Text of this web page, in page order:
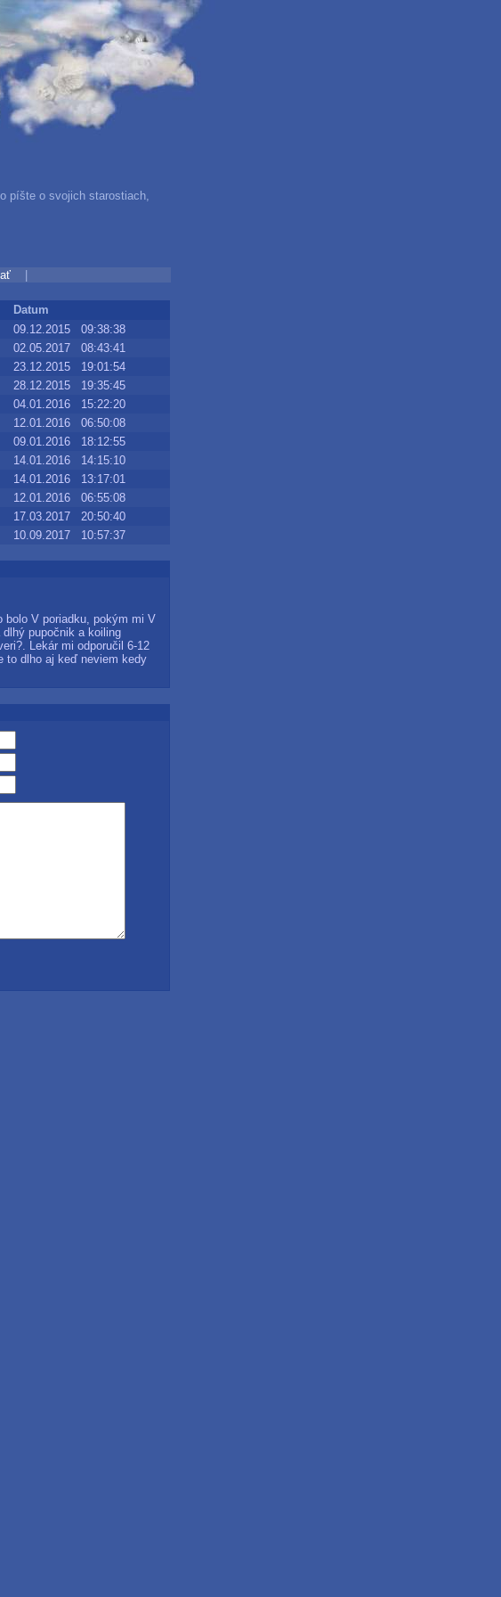
píšte o svojich starostiach,
|
Datum
09.12.2015 09:38:38
02.05.2017 08:43:41
23.12.2015 19:01:54
28.12.2015 19:35:45
04.01.2016 15:22:20
12.01.2016 06:50:08
09.01.2016 18:12:55
14.01.2016 14:15:10
14.01.2016 13:17:01
12.01.2016 06:55:08
17.03.2017 20:50:40
10.09.2017 10:57:37
bolo V poriadku, pokým mi V
pupočnik a koiling
Lekár mi odporučil 6-12
to dlho aj keď neviem kedy